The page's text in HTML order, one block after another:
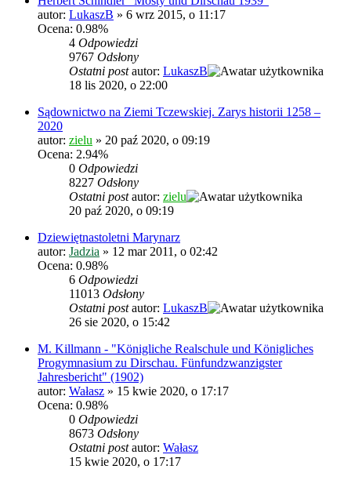
autor: LukaszB » 6 wrz 2015, o 11:17
Ocena: 0.98%
4 Odpowiedzi
9767 Odsłony
Ostatni postautor: LukaszB
18 lis 2020, o 22:00
Sądownictwo na Ziemi Tczewskiej. Zarys historii 1258 –
2020
autor: zielu » 20 paź 2020, o 09:19
Ocena: 2.94%
0 Odpowiedzi
8227 Odsłony
Ostatni postautor: zielu
20 paź 2020, o 09:19
Dziewiętnastoletni Marynarz
autor: Jadzia » 12 mar 2011, o 02:42
Ocena: 0.98%
6 Odpowiedzi
11013 Odsłony
Ostatni postautor: LukaszB
26 sie 2020, o 15:42
M. Killmann - "Königliche Realschule und Königliches
Progymnasium zu Dirschau. Fünfundzwanzigster
Jahresbericht" (1902)
autor: Wałasz » 15 kwie 2020, o 17:17
Ocena: 0.98%
0 Odpowiedzi
8673 Odsłony
Ostatni postautor: Wałasz
15 kwie 2020, o 17:17